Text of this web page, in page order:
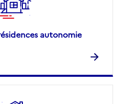
autonomie